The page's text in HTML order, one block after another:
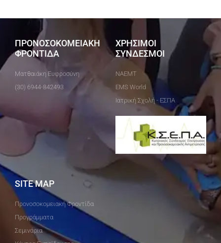
ΠΡΟΝΟΣΟΚΟΜΕΙΑΚΗ
ΦΡΟΝΤΙΔΑ
Ματθαιάκη Ευφροσύνη
(30) 6944-842493
ΧΡΗΣΙΜΟΙ
ΣΥΝΔΕΣΜΟΙ
ΝΑΕΜΤ
EMS World
Ιατρική Σχολή - ΕΣΠΑ
SITE MAP
Προνοσοκομειακή Φροντίδα
Προγράμματα
Σεμινάρια